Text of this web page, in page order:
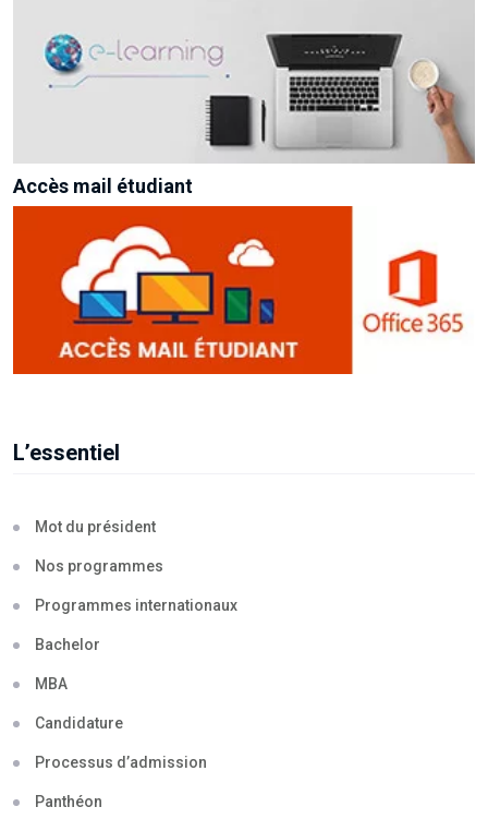
Accès mail étudiant
L’essentiel
Mot du président
Nos programmes
Programmes internationaux
Bachelor
MBA
Candidature
Processus d’admission
Panthéon